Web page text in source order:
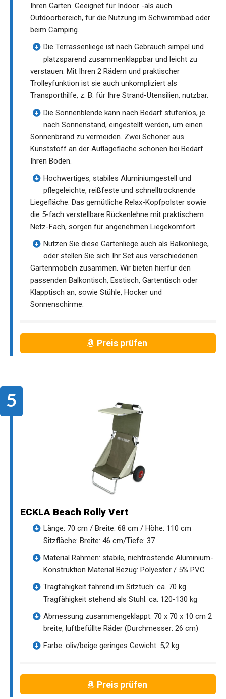
Ihren Garten. Geeignet für Indoor -als auch
Outdoorbereich, für die Nutzung im Schwimmbad oder
beim Camping.
Die Terrassenliege ist nach Gebrauch simpel und
platzsparend zusammenklappbar und leicht zu
verstauen. Mit Ihren 2 Rädern und praktischer
Trolleyfunktion ist sie auch unkompliziert als
Transporthilfe, z. B. für Ihre Strand-Utensilien, nutzbar.
Die Sonnenblende kann nach Bedarf stufenlos, je
nach Sonnenstand, eingestellt werden, um einen
Sonnenbrand zu vermeiden. Zwei Schoner aus
Kunststoff an der Auflagefläche schonen bei Bedarf
Ihren Boden.
Hochwertiges, stabiles Aluminiumgestell und
pflegeleichte, reißfeste und schnelltrocknende
Liegefläche. Das gemütliche Relax-Kopfpolster sowie
die 5-fach verstellbare Rückenlehne mit praktischem
Netz-Fach, sorgen für angenehmen Liegekomfort.
Nutzen Sie diese Gartenliege auch als Balkonliege,
oder stellen Sie sich Ihr Set aus verschiedenen
Gartenmöbeln zusammen. Wir bieten hierfür den
passenden Balkontisch, Esstisch, Gartentisch oder
Klapptisch an, sowie Stühle, Hocker und
Sonnenschirme.
Preis prüfen
ECKLA Beach Rolly Vert
Länge: 70 cm / Breite: 68 cm / Höhe: 110 cm
Sitzfläche: Breite: 46 cm/Tiefe: 37
Material Rahmen: stabile, nichtrostende Aluminium-
Konstruktion Material Bezug: Polyester / 5% PVC
Tragfähigkeit fahrend im Sitztuch: ca. 70 kg
Tragfähigkeit stehend als Stuhl: ca. 120-130 kg
Abmessung zusammengeklappt: 70 x 70 x 10 cm 2
breite, luftbefüllte Räder (Durchmesser: 26 cm)
Farbe: oliv/beige geringes Gewicht: 5,2 kg
Preis prüfen